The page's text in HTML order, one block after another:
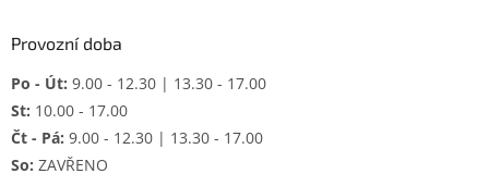
Provozní doba
Po - Út: 9.00 - 12.30 | 13.30 - 17.00
St: 10.00 - 17.00
Čt - Pá: 9.00 - 12.30 | 13.30 - 17.00
So: ZAVŘENO